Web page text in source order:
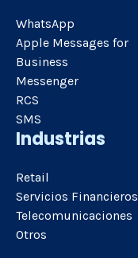
WhatsApp
Apple Messages for
Business
Messenger
RCS
SMS
Industrias
Retail
Servicios Financieros
Telecomunicaciones
Otros